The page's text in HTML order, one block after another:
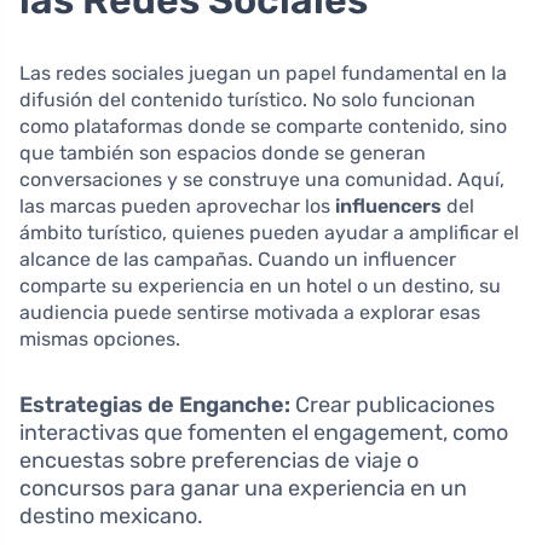
Las redes sociales juegan un papel fundamental en la
difusión del contenido turístico. No solo funcionan
como plataformas donde se comparte contenido, sino
que también son espacios donde se generan
conversaciones y se construye una comunidad. Aquí,
las marcas pueden aprovechar los influencers del
ámbito turístico, quienes pueden ayudar a amplificar el
alcance de las campañas. Cuando un influencer
comparte su experiencia en un hotel o un destino, su
audiencia puede sentirse motivada a explorar esas
mismas opciones.
Estrategias de Enganche: Crear publicaciones
interactivas que fomenten el engagement, como
encuestas sobre preferencias de viaje o
concursos para ganar una experiencia en un
destino mexicano.